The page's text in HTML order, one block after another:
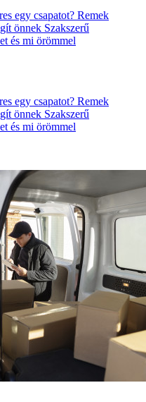
egy csapatot? Remek
önnek Szakszerű
és mi örömmel
egy csapatot? Remek
önnek Szakszerű
és mi örömmel